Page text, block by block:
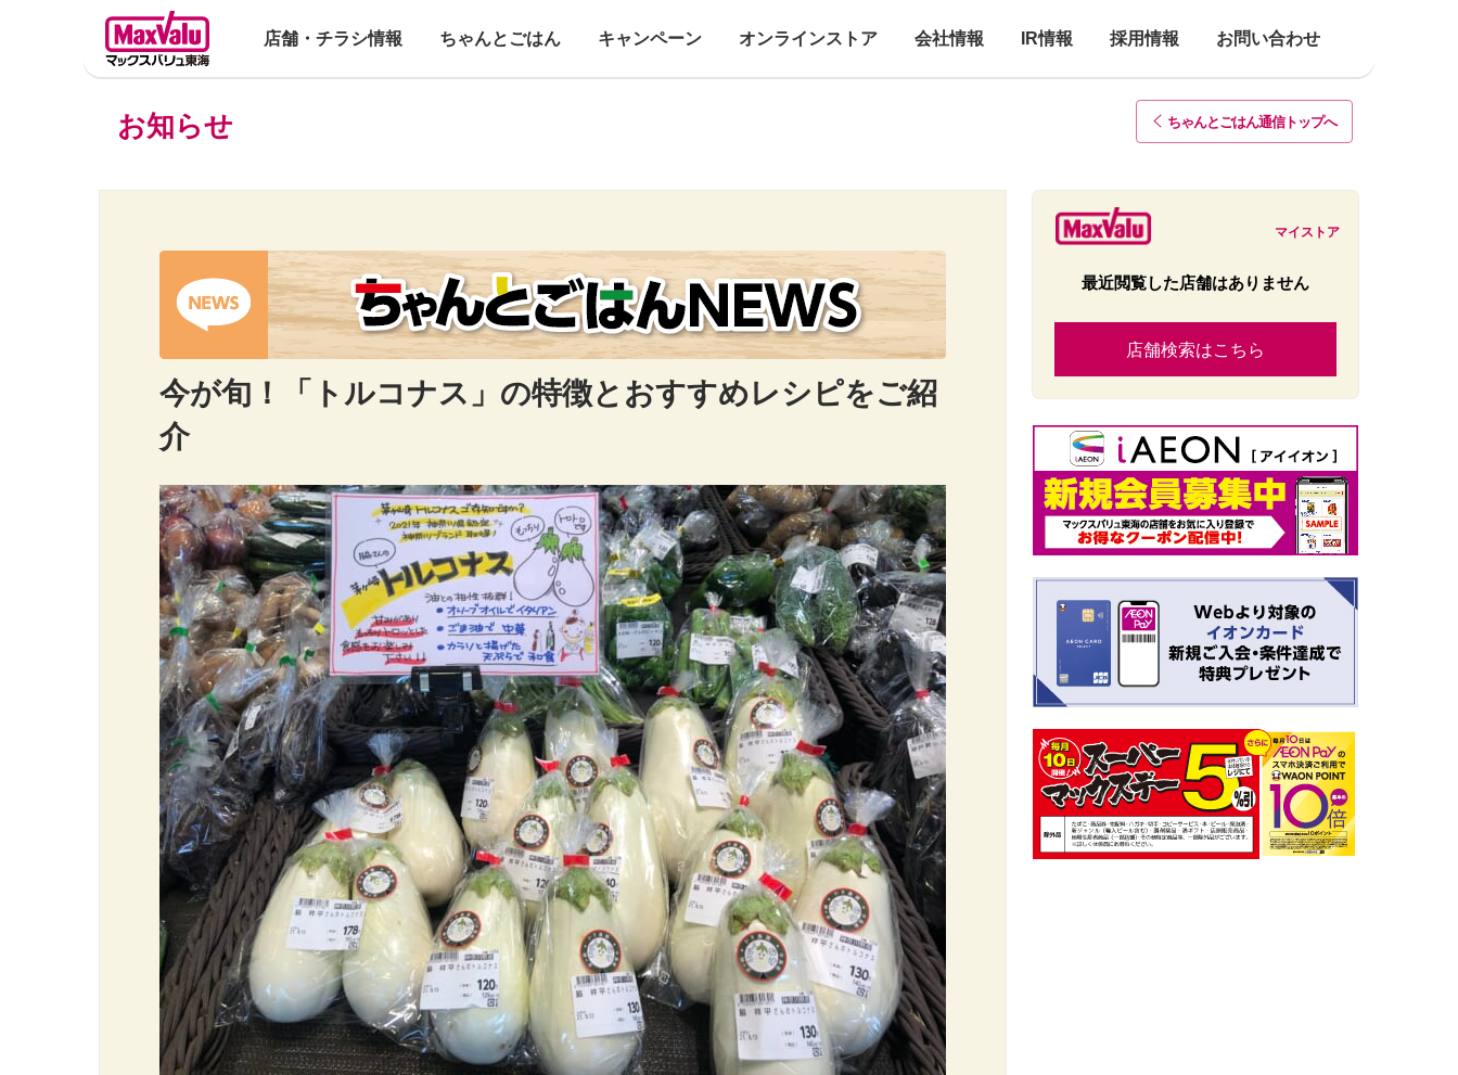
店舗・チラシ情報 ちゃんとごはん キャンペーン オンラインストア 会社情報 IR情報 採用情報 お問い合わせ
お知らせ ちゃんとごはん通信トップへ
今が旬！「トルコナス」の特徴とおすすめレシピをご紹
介
マイストア
最近閲覧した店舗はありません
店舗検索はこちら